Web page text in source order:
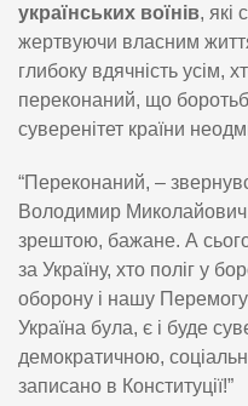
українських воїнів, які
жертвуючи власним
глибоку вдячність усім,
переконаний, що
суверенітет країни
“Переконаний, –
Володимир
зрештою, бажане. А
за Україну, хто поліг у
оборону і нашу
Україна була, є і буде
демократичною,
записано в Конституції!”